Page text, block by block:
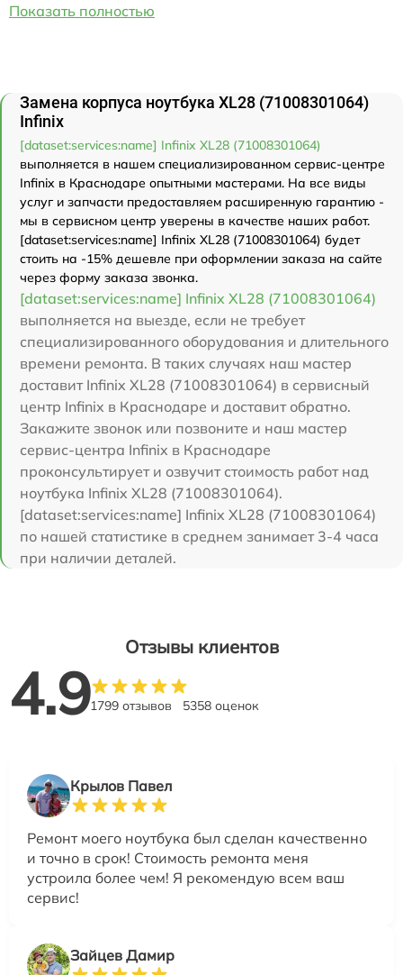
Показать полностью
Замена корпуса ноутбука XL28 (71008301064)
Infinix
[dataset:services:name] Infinix XL28 (71008301064)
выполняется в нашем специализированном сервис-центре
Infinix в Краснодаре опытными мастерами. На все виды
услуг и запчасти предоставляем расширенную гарантию -
мы в сервисном центр уверены в качестве наших работ.
[dataset:services:name] Infinix XL28 (71008301064) будет
стоить на -15% дешевле при оформлении заказа на сайте
через форму заказа звонка.
[dataset:services:name] Infinix XL28 (71008301064)
выполняется на выезде, если не требует
специализированного оборудования и длительного
времени ремонта. В таких случаях наш мастер
доставит Infinix XL28 (71008301064) в сервисный
центр Infinix в Краснодаре и доставит обратно.
Закажите звонок или позвоните и наш мастер
сервис-центра Infinix в Краснодаре
проконсультирует и озвучит стоимость работ над
ноутбука Infinix XL28 (71008301064).
[dataset:services:name] Infinix XL28 (71008301064)
по нашей статистике в среднем занимает 3-4 часа
при наличии деталей.
Отзывы клиентов
4.91799 отзывов 5358 оценок
Крылов Павел
Ремонт моего ноутбука был сделан качественно
и точно в срок! Стоимость ремонта меня
устроила более чем! Я рекомендую всем ваш
сервис!
Зайцев Дамир